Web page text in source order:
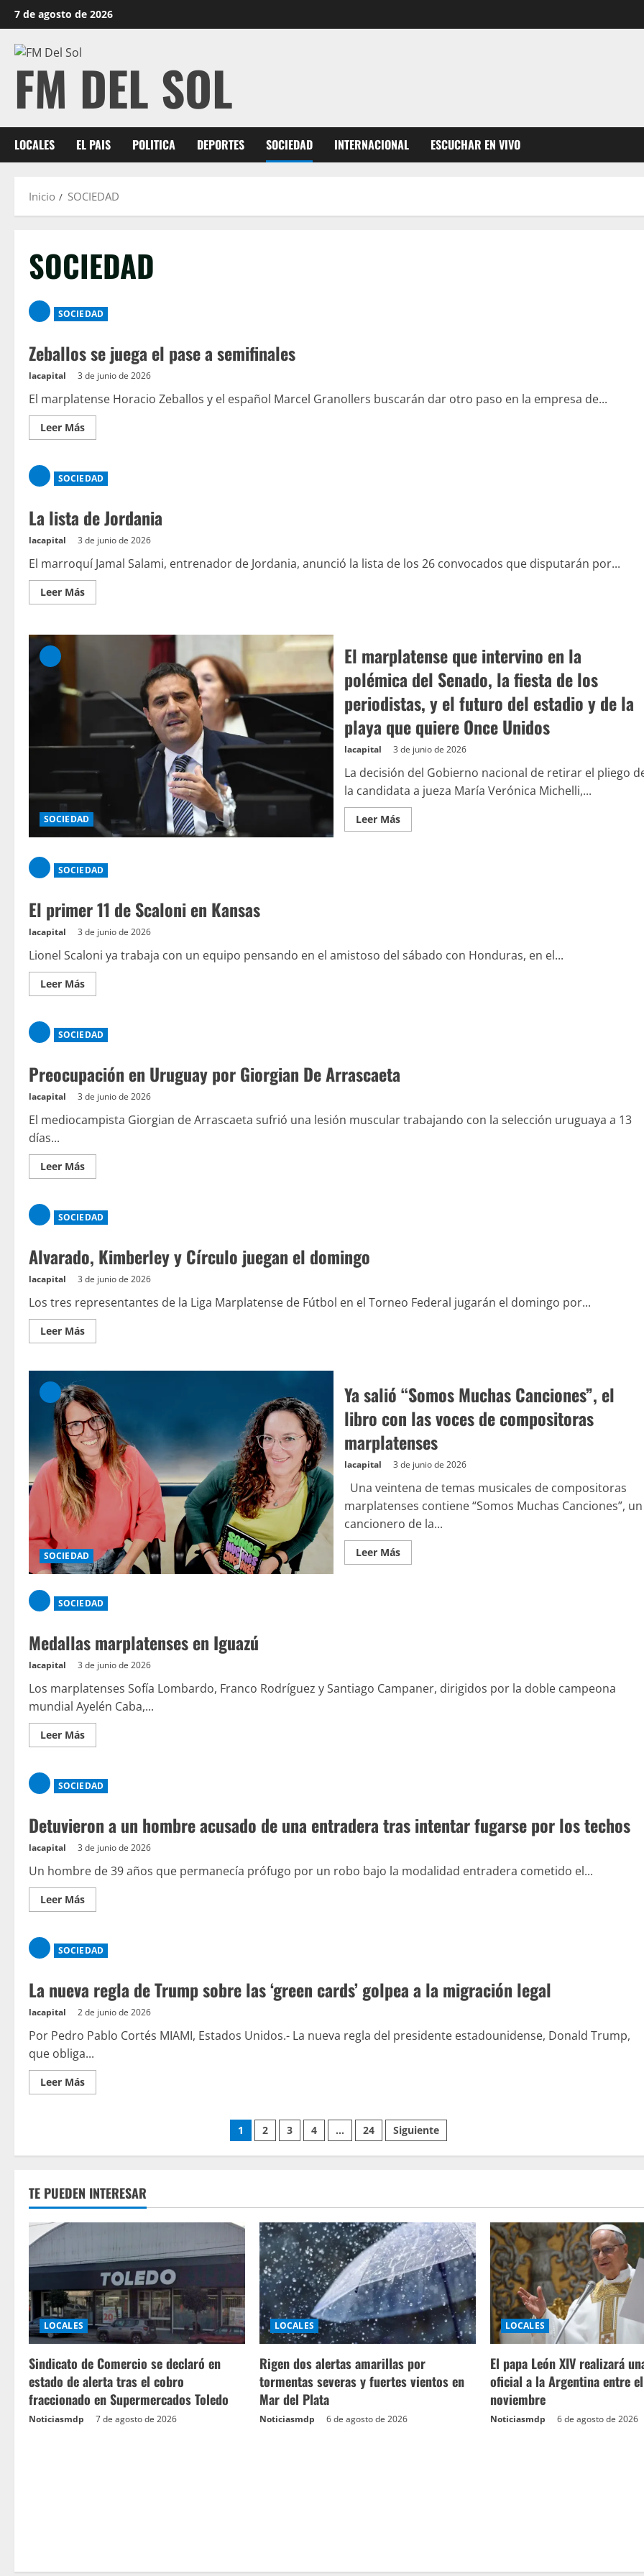
7 de agosto de 2026
FM DEL SOL
LOCALES EL PAIS POLITICA DEPORTES SOCIEDAD INTERNACIONAL ESCUCHAR EN VIVO
Inicio SOCIEDAD
SOCIEDAD
SOCIEDAD
Zeballos se juega el pase a semifinales
lacapital 3 de junio de 2026
El marplatense Horacio Zeballos y el español Marcel Granollers buscarán dar otro paso en la empresa de...
Leer Más
SOCIEDAD
La lista de Jordania
lacapital 3 de junio de 2026
El marroquí Jamal Salami, entrenador de Jordania, anunció la lista de los 26 convocados que disputarán por...
Leer Más
SOCIEDAD
El marplatense que intervino en la
polémica del Senado, la fiesta de los
periodistas, y el futuro del estadio y de la
playa que quiere Once Unidos
lacapital 3 de junio de 2026
La decisión del Gobierno nacional de retirar el pliego
la candidata a jueza María Verónica Michelli,...
Leer Más
SOCIEDAD
El primer 11 de Scaloni en Kansas
lacapital 3 de junio de 2026
Lionel Scaloni ya trabaja con un equipo pensando en el amistoso del sábado con Honduras, en el...
Leer Más
SOCIEDAD
Preocupación en Uruguay por Giorgian De Arrascaeta
lacapital 3 de junio de 2026
El mediocampista Giorgian de Arrascaeta sufrió una lesión muscular trabajando con la selección uruguaya a 13
días...
Leer Más
SOCIEDAD
Alvarado, Kimberley y Círculo juegan el domingo
lacapital 3 de junio de 2026
Los tres representantes de la Liga Marplatense de Fútbol en el Torneo Federal jugarán el domingo por...
Leer Más
SOCIEDAD
Ya salió “Somos Muchas Canciones”, el
libro con las voces de compositoras
marplatenses
lacapital 3 de junio de 2026
Una veintena de temas musicales de compositoras
marplatenses contiene “Somos Muchas Canciones”, un
cancionero de la...
Leer Más
SOCIEDAD
Medallas marplatenses en Iguazú
lacapital 3 de junio de 2026
Los marplatenses Sofía Lombardo, Franco Rodríguez y Santiago Campaner, dirigidos por la doble campeona
mundial Ayelén Caba,...
Leer Más
SOCIEDAD
Detuvieron a un hombre acusado de una entradera tras intentar fugarse por los techos
lacapital 3 de junio de 2026
Un hombre de 39 años que permanecía prófugo por un robo bajo la modalidad entradera cometido el...
Leer Más
SOCIEDAD
La nueva regla de Trump sobre las ‘green cards’ golpea a la migración legal
lacapital 2 de junio de 2026
Por Pedro Pablo Cortés MIAMI, Estados Unidos.- La nueva regla del presidente estadounidense, Donald Trump,
que obliga...
Leer Más
1 2 3 4 … 24 Siguiente
TE PUEDEN INTERESAR
LOCALES
Sindicato de Comercio se declaró en
estado de alerta tras el cobro
fraccionado en Supermercados Toledo
Noticiasmdp 7 de agosto de 2026
LOCALES
Rigen dos alertas amarillas por
tormentas severas y fuertes vientos en
Mar del Plata
Noticiasmdp 6 de agosto de 2026
LOCALES
El papa León XIV realizará
oficial a la Argentina entre
noviembre
Noticiasmdp 6 de agosto de 2026